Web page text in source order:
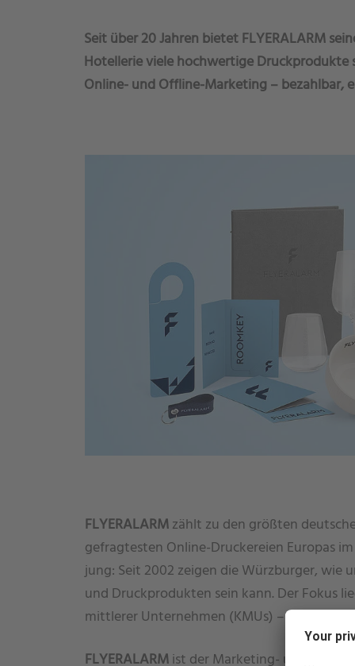
Seit über 20 Jahren bietet FLYERALARM
Hotellerie viele hochwertige Druckprodukte
Online- und Offline-Marketing – bezahlbar,
FLYERALARMzählt zu den größten
gefragtesten Online-Druckereien Europas
jung: Seit 2002 zeigen die Würzburger,
und Druckprodukten sein kann. Der Fokus
mittlerer Unternehmen (KMUs) –
FLYERALARMist der Marketing- und